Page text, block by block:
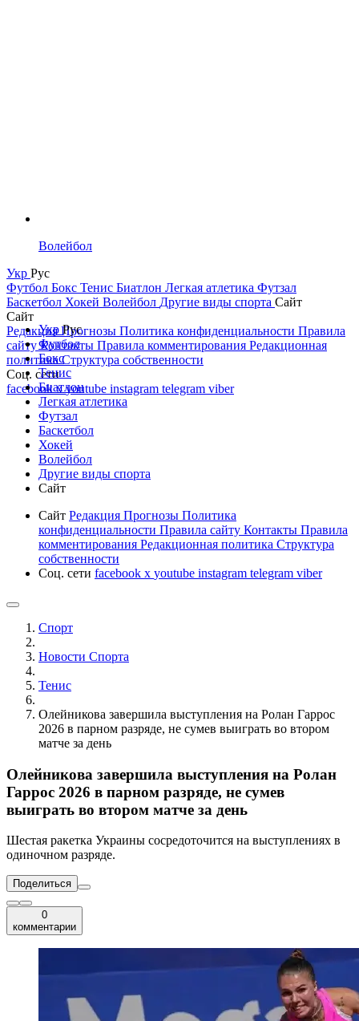
Волейбол
Укр Рус
Футбол Бокс Тенис Биатлон Легкая атлетика Футзал
Баскетбол Хокей Волейбол Другие виды спорта Сайт
Сайт
РедакцияПрогнозы Политика конфиденциальности Правила
сайтуКонтакты Правила комментирования Редакционная
политикаСтруктура собственности
Соц. сети
facebookxyoutube instagram telegram viber
УкрРус
Футбол
Бокс
Тенис
Биатлон
Легкая атлетика
Футзал
Баскетбол
Хокей
Волейбол
Другие виды спорта
Сайт
Сайт Редакция Прогнозы Политика
конфиденциальности Правила сайту Контакты Правила
комментирования Редакционная политика Структура
собственности
Соц. сети facebook x youtube instagram telegram viber
Спорт
Новости Cпорта
Тенис
Олейникова завершила выступления на Ролан Гаррос
2026 в парном разряде, не сумев выиграть во втором
матче за день
Олейникова завершила выступления на Ролан
Гаррос 2026 в парном разряде, не сумев
выиграть во втором матче за день
Шестая ракетка Украины сосредоточится на выступлениях в
одиночном разряде.
Поделиться
0
комментарии